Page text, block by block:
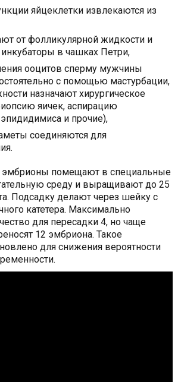
яйцеклетки извлекаются из
от фолликулярной жидкости и
в чашках Петри,
ооцитов сперму мужчины
с помощью мастурбации,
назначают хирургическое
яичек, аспирацию
и прочие),
соединяются для
эмбрионы помещают в специальные
среду и выращивают до 25
Подсадку делают через шейку с
катетера. Максимально
для пересадки 4, но чаще
12 эмбриона. Такое
для снижения вероятности